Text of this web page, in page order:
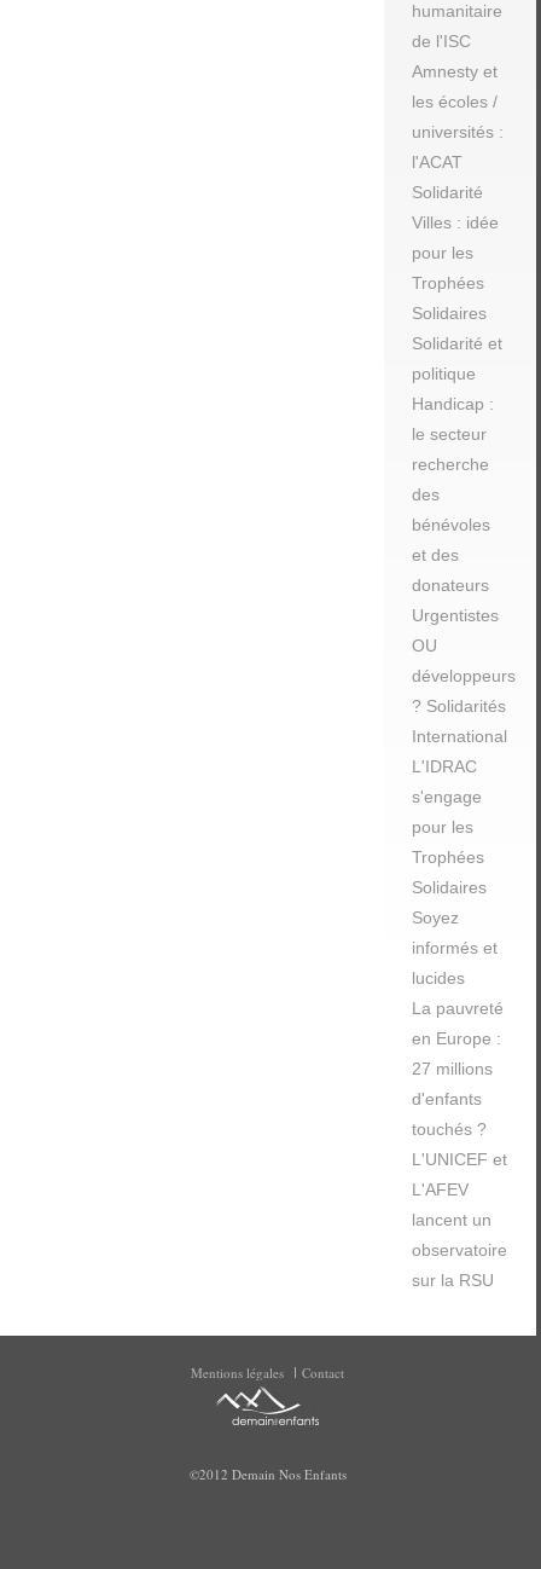
humanitaire
de l'ISC
Amnesty et
les écoles /
universités :
l'ACAT
Solidarité
Villes : idée
pour les
Trophées
Solidaires
Solidarité et
politique
Handicap :
le secteur
recherche
des
bénévoles
et des
donateurs
Urgentistes
OU
développeurs
? Solidarités
International
L'IDRAC
s'engage
pour les
Trophées
Solidaires
Soyez
informés et
lucides
La pauvreté
en Europe :
27 millions
d'enfants
touchés ?
L'UNICEF et
L'AFEV
lancent un
observatoire
sur la RSU
Mentions légales Contact
©2012 Demain Nos Enfants